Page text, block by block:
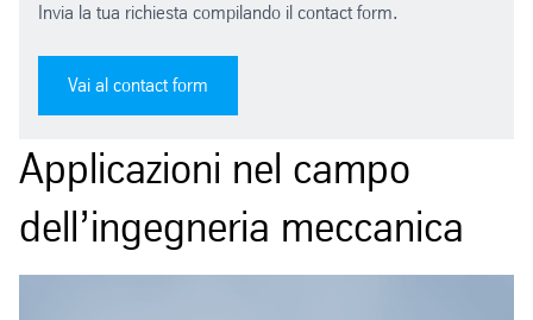
Invia la tua richiesta compilando il contact form.
Vai al contact form
Applicazioni nel campo
dell’ingegneria meccanica